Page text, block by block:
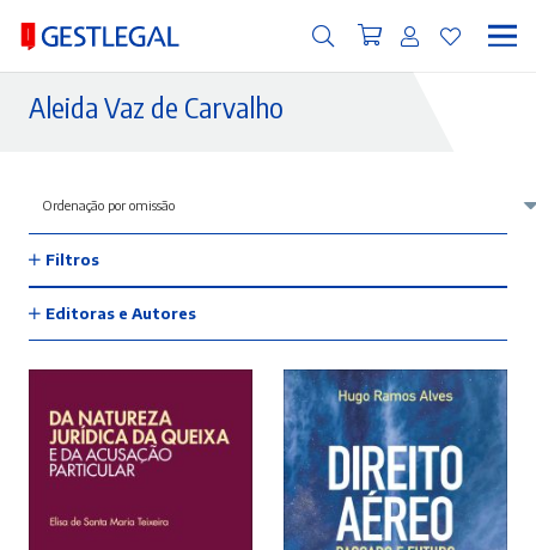
Aleida Vaz de Carvalho
Filtros
Editoras e Autores